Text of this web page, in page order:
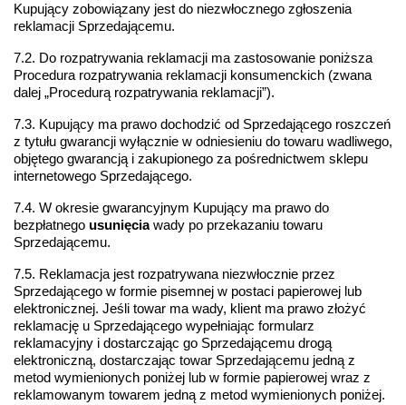
Kupujący zobowiązany jest do niezwłocznego zgłoszenia
reklamacji Sprzedającemu.
7.2. Do rozpatrywania reklamacji ma zastosowanie poniższa
Procedura rozpatrywania reklamacji konsumenckich (zwana
dalej „Procedurą rozpatrywania reklamacji”).
7.3. Kupujący ma prawo dochodzić od Sprzedającego roszczeń
z tytułu gwarancji wyłącznie w odniesieniu do towaru wadliwego,
objętego gwarancją i zakupionego za pośrednictwem sklepu
internetowego Sprzedającego.
7.4. W okresie gwarancyjnym Kupujący ma prawo do
bezpłatnego usunięcia wady po przekazaniu towaru
Sprzedającemu.
7.5. Reklamacja jest rozpatrywana niezwłocznie przez
Sprzedającego w formie pisemnej w postaci papierowej lub
elektronicznej. Jeśli towar ma wady, klient ma prawo złożyć
reklamację u Sprzedającego wypełniając formularz
reklamacyjny i dostarczając go Sprzedającemu drogą
elektroniczną, dostarczając towar Sprzedającemu jedną z
metod wymienionych poniżej lub w formie papierowej wraz z
reklamowanym towarem jedną z metod wymienionych poniżej.